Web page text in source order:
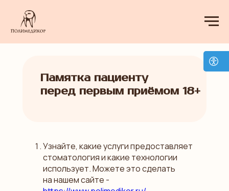
Памятка пациенту
перед первым приёмом 18+
Узнайте, какие услуги предоставляет
стоматология и какие технологии
использует. Можете это сделать
на нашем сайте -